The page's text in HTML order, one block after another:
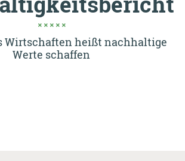
Wirtschaften heißt nachhaltige
Werte schaffen